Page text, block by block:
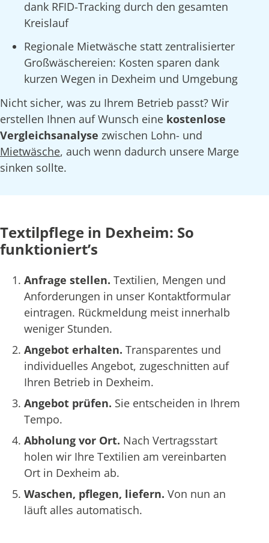
dank RFID-Tracking durch den gesamten
Kreislauf
Regionale Mietwäsche statt zentralisierter
Großwäschereien: Kosten sparen dank
kurzen Wegen in Dexheim und Umgebung
Nicht sicher, was zu Ihrem Betrieb passt? Wir
erstellen Ihnen auf Wunsch eine kostenlose
Vergleichsanalyse zwischen Lohn- und
Mietwäsche, auch wenn dadurch unsere Marge
sinken sollte.
Textilpflege in Dexheim: So
funktioniert’s
Anfrage stellen. Textilien, Mengen und
Anforderungen in unser Kontaktformular
eintragen. Rückmeldung meist innerhalb
weniger Stunden.
Angebot erhalten. Transparentes und
individuelles Angebot, zugeschnitten auf
Ihren Betrieb in Dexheim.
Angebot prüfen. Sie entscheiden in Ihrem
Tempo.
Abholung vor Ort. Nach Vertragsstart
holen wir Ihre Textilien am vereinbarten
Ort in Dexheim ab.
Waschen, pflegen, liefern. Von nun an
läuft alles automatisch.